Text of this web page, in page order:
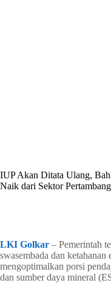
IUP Akan Ditata Ulang,
Naik dari Sektor
LKI Golkar – Pemerintah
swasembada dan
mengoptimalkan porsi
dan sumber daya mineral